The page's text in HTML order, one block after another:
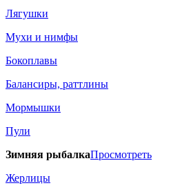
Лягушки
Мухи и нимфы
Бокоплавы
Балансиры, раттлины
Мормышки
Пули
Зимняя рыбалкаПросмотреть
Жерлицы